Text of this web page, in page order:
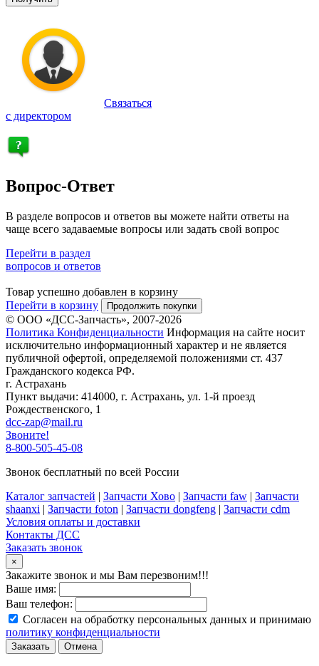
Связаться
с директором
Вопрос-Ответ
В разделе вопросов и ответов вы можете найти ответы на
чаще всего задаваемые вопросы или задать свой вопрос
Перейти в раздел
вопросов и ответов
Товар успешно добавлен в корзину
Перейти в корзину
Продолжить покупки
© ООО «ДСС-Запчасть», 2007-2026
Политика Конфиденциальности Информация на сайте носит
исключительно информационный характер и не является
публичной офертой, определяемой положениями ст. 437
Гражданского кодекса РФ.
г. Астрахань
Пункт выдачи: 414000, г. Астрахань, ул. 1-й проезд
Рождественского, 1
dcc-zap@mail.ru
Звоните!
8-800-505-45-08
Звонок бесплатный по всей России
Каталог запчастей | Запчасти Хово | Запчасти faw | Запчасти
shaanxi | Запчасти foton | Запчасти dongfeng | Запчасти cdm
Условия оплаты и доставки
Контакты ДСС
Заказать звонок
×
Закажите звонок и мы Вам перезвоним!!!
Ваше имя:
Ваш телефон:
Согласен на обработку персональных данных и принимаю
политику конфиденциальности
Заказать Отмена